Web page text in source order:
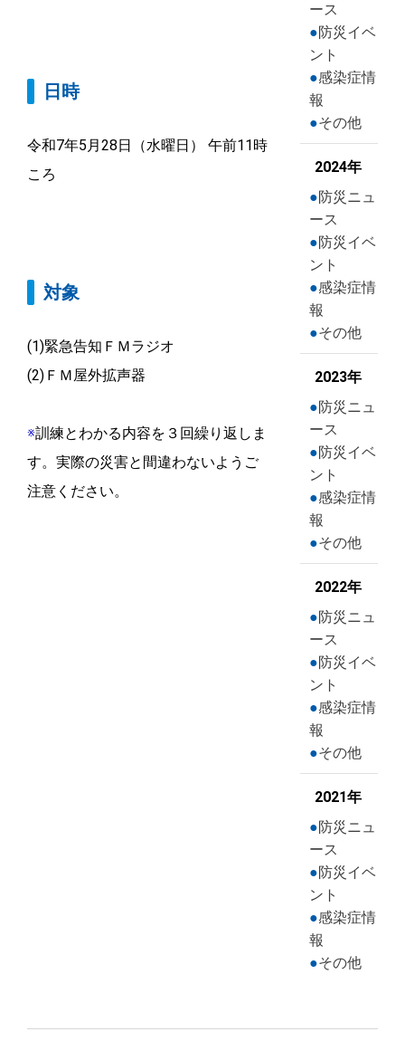
日時
令和7年5月28日（水曜日） 午前11時
ころ
対象
(1)緊急告知ＦＭラジオ
(2)ＦＭ屋外拡声器
※訓練とわかる内容を３回繰り返しま
す。実際の災害と間違わないようご
注意ください。
ース
防災イベ
ント
感染症情
報
その他
2024年
防災ニュ
ース
防災イベ
ント
感染症情
報
その他
2023年
防災ニュ
ース
防災イベ
ント
感染症情
報
その他
2022年
防災ニュ
ース
防災イベ
ント
感染症情
報
その他
2021年
防災ニュ
ース
防災イベ
ント
感染症情
報
その他